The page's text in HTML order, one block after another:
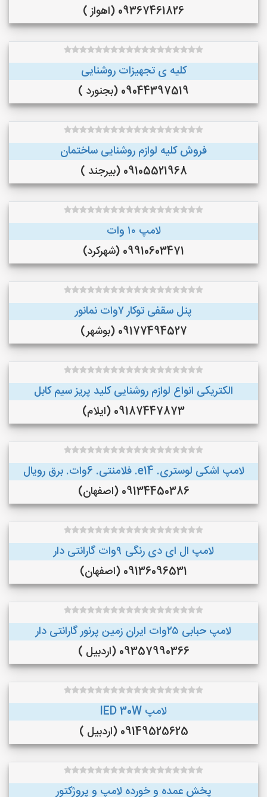
09367461826 (اهواز )
کلیه ی تجهیزات روشنایی
09044397519 (بجنورد )
فروش کلیه لوازم روشنایی ساختمان
09105521968 (بیرجند )
لامپ ۱۰ وات
09910603471 (شهرکرد)
پنل سقفی توکار ۷وات نمانور
09177494527 (بوشهر)
الکتریکی انواع لوازم روشنایی کلید پریز سیم کابل
09187447873 (ایلام)
لامپ اشکی لوستری. e14. فلامنتی. 6وات. برق رویال
09134450386 (اصفهان)
لامپ ال ای دی رنگی ۹وات گارانتی دار
09136096531 (اصفهان)
لامپ حبابی ۲۵وات ایران زمین پرنور گارانتی دار
09357990366 (اردبیل )
لامپ lED 30W
09149525625 (اردبیل )
پخش عمده و خورده لامپ و پروژکتور